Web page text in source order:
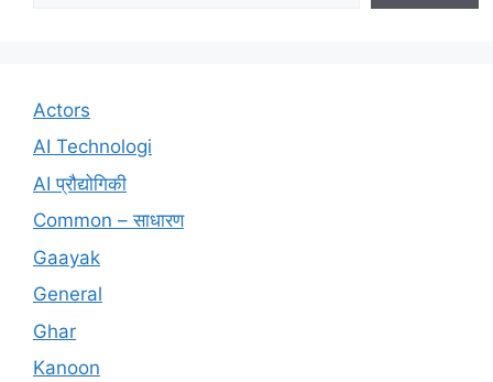
Actors
AI Technologi
AI प्रौद्योगिकी
Common – साधारण
Gaayak
General
Ghar
Kanoon